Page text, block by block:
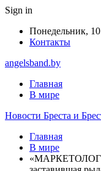
Sign in
Понедельник, 10
Контакты
angelsband.by
Главная
В мире
Новости Бреста и
Главная
В мире